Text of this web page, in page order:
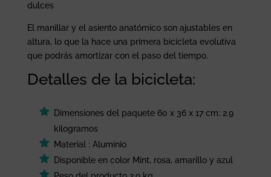
dulces
El manillar y el asiento anatómico son ajustables en
altura, lo que la hace una primera bicicleta evolutiva
que podrás amortizar con el paso del tiempo.
Detalles de la bicicleta:
Dimensiones del paquete ‎60 x 36 x 17 cm; 2.9
kilogramos
Material
: Aluminio
Disponible en color ‎Mint, rosa, amarillo y azul